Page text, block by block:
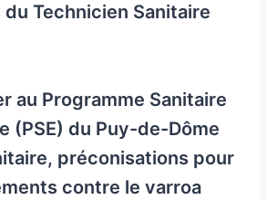
du Technicien Sanitaire
au Programme Sanitaire
(PSE) du Puy-de-Dôme
préconisations pour
contre le varroa